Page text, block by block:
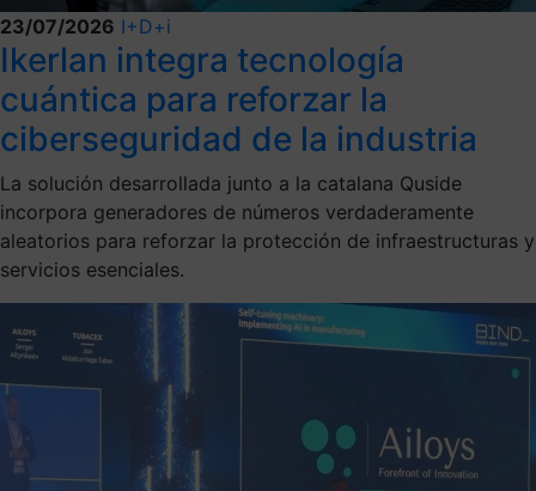
23/07/2026 I+D+i
Ikerlan integra tecnología
cuántica para reforzar la
ciberseguridad de la industria
La solución desarrollada junto a la catalana Quside
incorpora generadores de números verdaderamente
aleatorios para reforzar la protección de infraestructuras y
servicios esenciales.